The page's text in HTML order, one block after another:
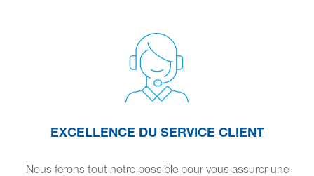
EXCELLENCE DU SERVICE CLIENT
Nous ferons tout notre possible pour vous assurer une